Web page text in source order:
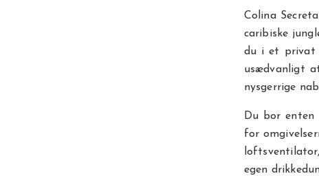
Colina
caribiske
du i et privat
usædvanligt
nysgerrige
Du bor
for
egen